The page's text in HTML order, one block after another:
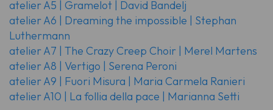
atelier A5 | Gramelot | David Bandelj
atelier A6 | Dreaming the impossible | Stephan
Luthermann
atelier A7 | The Crazy Creep Choir | Merel Martens
atelier A8 | Vertigo | Serena Peroni
atelier A9 | Fuori Misura | Maria Carmela Ranieri
atelier A10 | La follia della pace | Marianna Setti